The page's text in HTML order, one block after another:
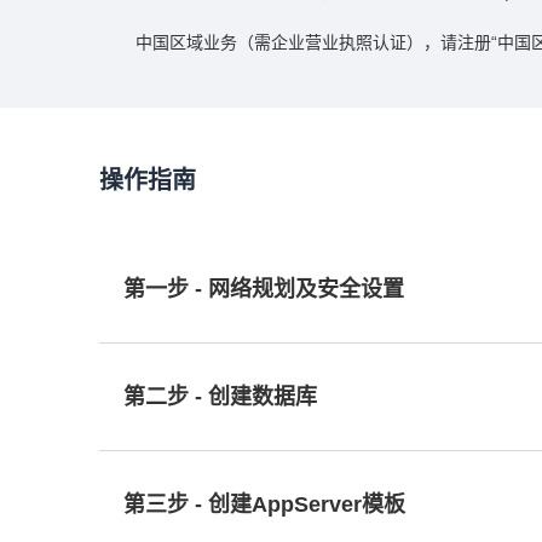
中国区域业务（需企业营业执照认证），请注册“中国
操作指南
第一步 - 网络规划及安全设置
第二步 - 创建数据库
第三步 - 创建AppServer模板